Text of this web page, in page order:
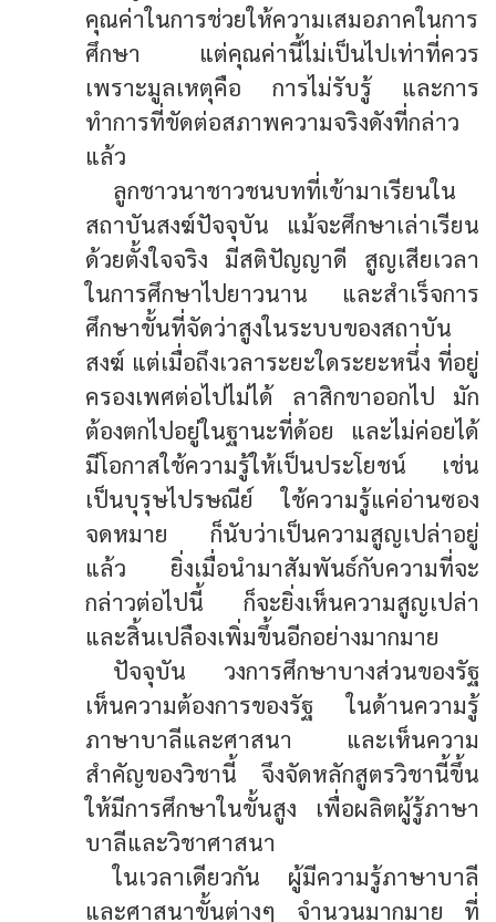
คุณค่าในการช่วยให้ความเสมอภาคในการ
ศึกษา แต่คุณค่านี้ไม่เป็นไปเท่าที่ควร
เพราะมูลเหตุคือ การไม่รับรู้ และการ
ทำการที่ขัดต่อสภาพความจริงดังที่กล่าว
แล้ว
ลูกชาวนาชาวชนบทที่เข้ามาเรียนใน
สถาบันสงฆ์ปัจจุบัน แม้จะศึกษาเล่าเรียน
ด้วยตั้งใจจริง มีสติปัญญาดี สูญเสียเวลา
ในการศึกษาไปยาวนาน และสำเร็จการ
ศึกษาขั้นที่จัดว่าสูงในระบบของสถาบัน
สงฆ์ แต่เมื่อถึงเวลาระยะใดระยะหนึ่ง ที่อยู่
ครองเพศต่อไปไม่ได้ ลาสิกขาออกไป มัก
ต้องตกไปอยู่ในฐานะที่ด้อย และไม่ค่อยได้
มีโอกาสใช้ความรู้ให้เป็นประโยชน์ เช่น
เป็นบุรุษไปรษณีย์ ใช้ความรู้แค่อ่านซอง
จดหมาย ก็นับว่าเป็นความสูญเปล่าอยู่
แล้ว ยิ่งเมื่อนำมาสัมพันธ์กับความที่จะ
กล่าวต่อไปนี้ ก็จะยิ่งเห็นความสูญเปล่า
และสิ้นเปลืองเพิ่มขึ้นอีกอย่างมากมาย
ปัจจุบัน วงการศึกษาบางส่วนของรัฐ
เห็นความต้องการของรัฐ ในด้านความรู้
ภาษาบาลีและศาสนา และเห็นความ
สำคัญของวิชานี้ จึงจัดหลักสูตรวิชานี้ขึ้น
ให้มีการศึกษาในขั้นสูง เพื่อผลิตผู้รู้ภาษา
บาลีและวิชาศาสนา
ในเวลาเดียวกัน ผู้มีความรู้ภาษาบาลี
และศาสนาขั้นต่างๆ จำนวนมากมาย ที่